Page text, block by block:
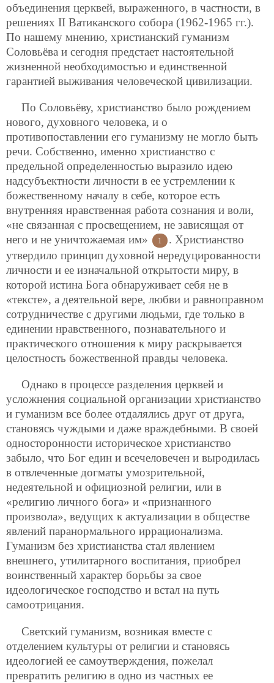
объединения церквей, выраженного, в частности, в
решениях II Ватиканского собора (1962-1965 гг.).
По нашему мнению, христианский гуманизм
Соловьёва и сегодня предстает настоятельной
жизненной необходимостью и единственной
гарантией выживания человеческой цивилизации.
По Соловьёву, христианство было рождением
нового, духовного человека, и о
противопоставлении его гуманизму не могло быть
речи. Собственно, именно христианство с
предельной определенностью выразило идею
надсубъектности личности в ее устремлении к
божественному началу в себе, которое есть
внутренняя нравственная работа сознания и воли,
«не связанная с просвещением, не зависящая от
него и не уничтожаемая им»
1
. Христианство
утвердило принцип духовной нередуцированности
личности и ее изначальной открытости миру, в
которой истина Бога обнаруживает себя не в
«тексте», а деятельной вере, любви и равноправном
сотрудничестве с другими людьми, где только в
единении нравственного, познавательного и
практического отношения к миру раскрывается
целостность божественной правды человека.
Однако в процессе разделения церквей и
усложнения социальной организации христианство
и гуманизм все более отдалялись друг от друга,
становясь чуждыми и даже враждебными. В своей
односторонности историческое христианство
забыло, что Бог един и всечеловечен и выродилась
в отвлеченные догматы умозрительной,
недеятельной и официозной религии, или в
«религию личного бога» и «признанного
произвола», ведущих к актуализации в обществе
явлений паранормального иррационализма.
Гуманизм без христианства стал явлением
внешнего, утилитарного воспитания, приобрел
воинственный характер борьбы за свое
идеологическое господство и встал на путь
самоотрицания.
Светский гуманизм, возникая вместе с
отделением культуры от религии и становясь
идеологией ее самоутверждения, пожелал
превратить религию в одно из частных ее